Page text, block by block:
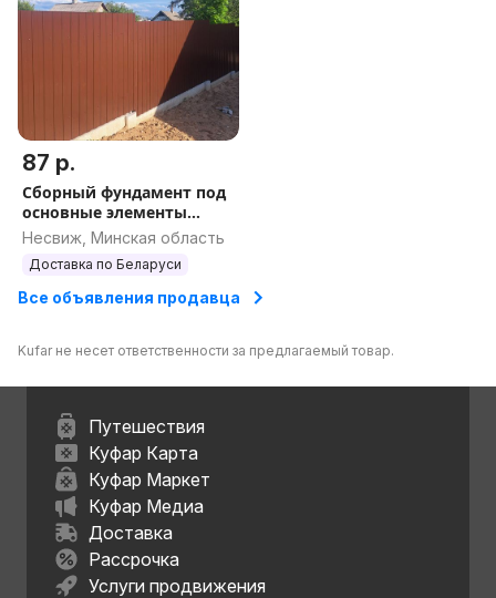
87 р.
Сборный фундамент под
основные элементы
забора
(металлоштакетник,
профнастил).
Несвиж, Минская область
Доставка по Беларуси
Все объявления продавца
Kufar не несет ответственности за предлагаемый товар.
Путешествия
Куфар Карта
Куфар Маркет
Куфар Медиа
Доставка
Рассрочка
Услуги продвижения